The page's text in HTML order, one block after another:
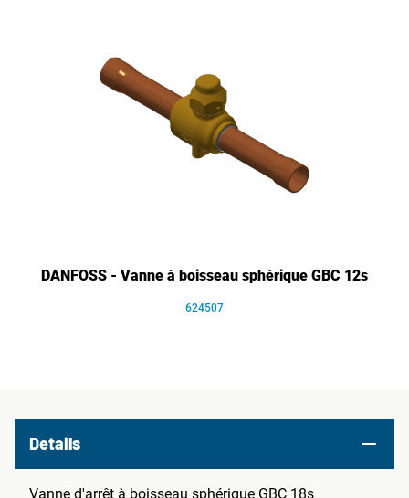
DANFOSS - Vanne à boisseau sphérique GBC 12s
624507
Details
Vanne d'arrêt à boisseau sphérique GBC 18s